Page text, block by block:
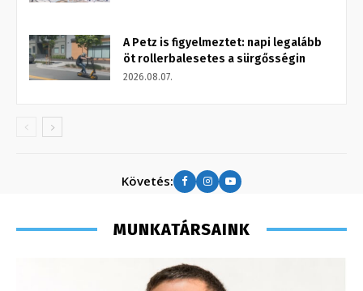
A Petz is figyelmeztet: napi legalább
öt rollerbalesetes a sürgősségin
2026.08.07.
Követés:
MUNKATÁRSAINK